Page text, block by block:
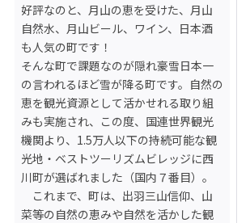
好評なのと、月山の恵を受けた、月山
自然水、月山ビール、ワイン、日本酒
も人気の町です！
そんな町で課題なのが隠れ豪雪日本一
の言われるほど雪が降る町です。自然の
恵を観光資源として活かせれる取り組
みも実施され、この度、国連世界観光
機関より、1.5万人以下の持続可能な観
光地・ベストツーリズムビレッジに西
川町が選ばれました（国内７番目）。
これまで、町は、出羽三山信仰、山
菜等の自然の恵みや自然を活かした観